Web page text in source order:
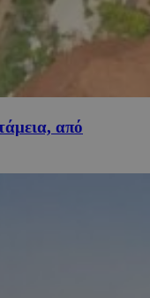
από